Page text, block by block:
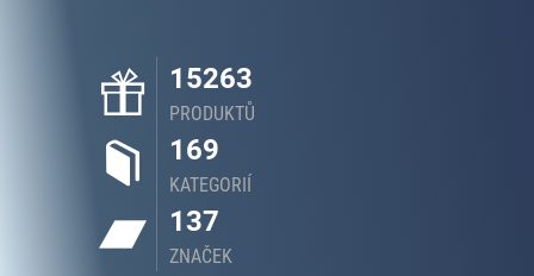
15263
PRODUKTŮ
169
KATEGORIÍ
137
ZNAČEK